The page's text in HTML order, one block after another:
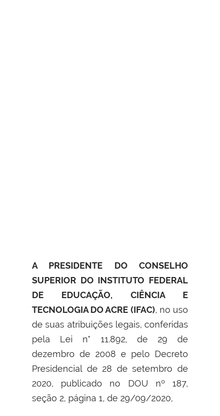
A PRESIDENTE DO CONSELHO
SUPERIOR DO INSTITUTO FEDERAL
DE EDUCAÇÃO, CIÊNCIA E
TECNOLOGIA DO ACRE (IFAC), no uso
de suas atribuições legais, conferidas
pela Lei n° 11.892, de 29 de
dezembro de 2008 e pelo Decreto
Presidencial de 28 de setembro de
2020, publicado no DOU nº 187,
seção 2, página 1, de 29/09/2020,